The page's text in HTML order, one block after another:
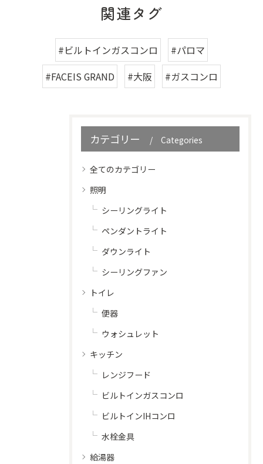
関連タグ
#ビルトインガスコンロ
#パロマ
#FACEIS GRAND
#大阪 #ガスコンロ
カテゴリー Categories
全てのカテゴリー
照明
シーリングライト
ペンダントライト
ダウンライト
シーリングファン
トイレ
便器
ウォシュレット
キッチン
レンジフード
ビルトインガスコンロ
ビルトインIHコンロ
水栓金具
給湯器